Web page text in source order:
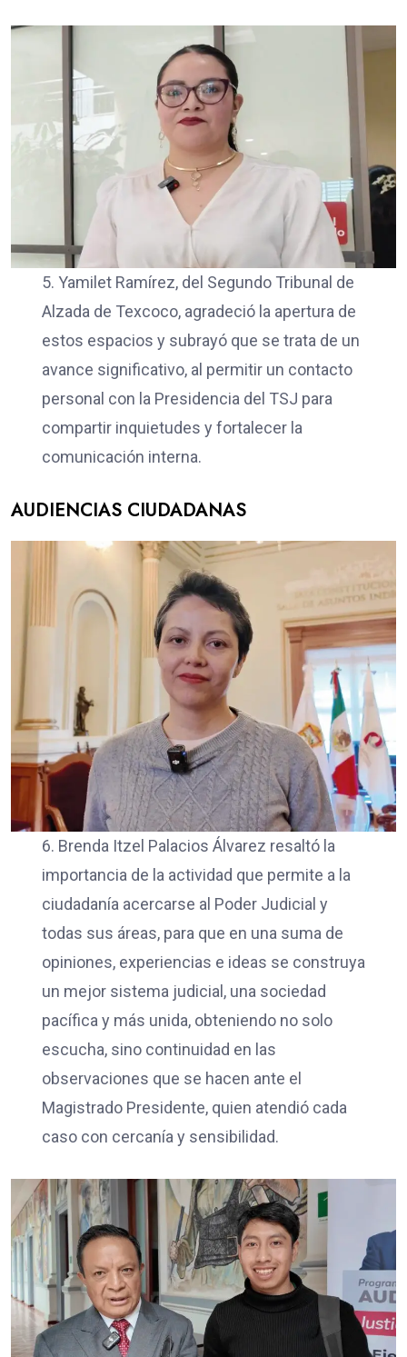
5. Yamilet Ramírez, del Segundo Tribunal de
Alzada de Texcoco, agradeció la apertura de
estos espacios y subrayó que se trata de un
avance significativo, al permitir un contacto
personal con la Presidencia del TSJ para
compartir inquietudes y fortalecer la
comunicación interna.
AUDIENCIAS CIUDADANAS
6. Brenda Itzel Palacios Álvarez resaltó la
importancia de la actividad que permite a la
ciudadanía acercarse al Poder Judicial y
todas sus áreas, para que en una suma de
opiniones, experiencias e ideas se construya
un mejor sistema judicial, una sociedad
pacífica y más unida, obteniendo no solo
escucha, sino continuidad en las
observaciones que se hacen ante el
Magistrado Presidente, quien atendió cada
caso con cercanía y sensibilidad.